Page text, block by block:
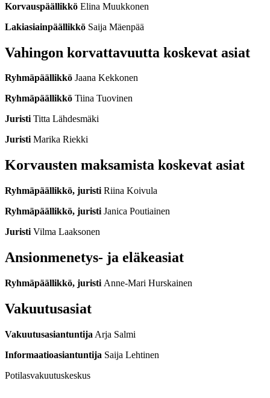
Korvauspäällikkö Elina Muukkonen
Lakiasiainpäällikkö Saija Mäenpää
Vahingon korvattavuutta koskevat asiat
Ryhmäpäällikkö Jaana Kekkonen
Ryhmäpäällikkö Tiina Tuovinen
JuristiTitta Lähdesmäki
JuristiMarika Riekki
Korvausten maksamista koskevat asiat
Ryhmäpäällikkö, juristi Riina Koivula
Ryhmäpäällikkö, juristi Janica Poutiainen
Juristi Vilma Laaksonen
Ansionmenetys- ja eläkeasiat
Ryhmäpäällikkö, juristi Anne-Mari Hurskainen
Vakuutusasiat
Vakuutusasiantuntija Arja Salmi
Informaatioasiantuntija Saija Lehtinen
Potilasvakuutuskeskus